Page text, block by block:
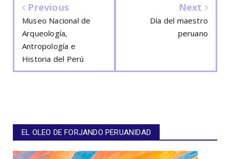
Previous
Museo Nacional de
Arqueología,
Antropología e
Historia del Perú
Next
Día del maestro
peruano
EL OLEO DE FORJANDO PERUANIDAD